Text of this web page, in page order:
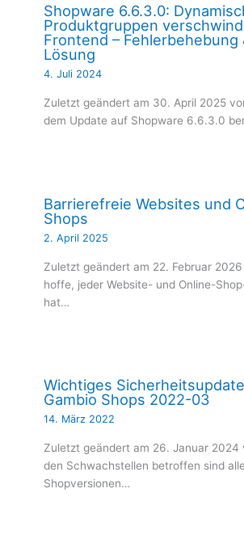
Shopware 6.6.3.0:
Produktgruppen
Frontend – Fehlerbehebung
Lösung
4. Juli 2024
Zuletzt geändert am 30. April 2025
dem Update auf Shopware 6.6.3.0
Barrierefreie Websites und
Shops
2. April 2025
Zuletzt geändert am 22. Februar
hoffe, jeder Website- und Online-
hat…
Wichtiges
Gambio Shops 2022-03
14. März 2022
Zuletzt geändert am 26. Januar 2024
den Schwachstellen betroffen sind alle
Shopversionen…